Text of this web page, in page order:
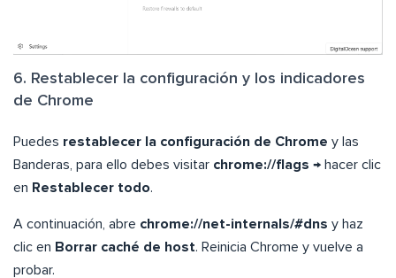
6. Restablecer la configuración y los indicadores
de Chrome
Puedes restablecer la configuración de Chrome y las
Banderas, para ello debes visitar chrome://flags → hacer clic
en Restablecer todo.
A continuación, abre chrome://net-internals/#dns y haz
clic en Borrar caché de host. Reinicia Chrome y vuelve a
probar.